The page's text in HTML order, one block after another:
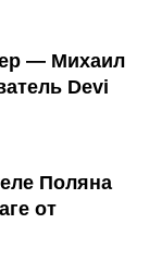
— Михаил
Devi
Поляна
от